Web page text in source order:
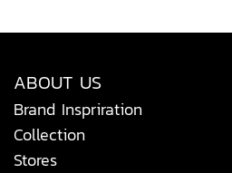
ABOUT US
Brand Inspriration
Collection
Stores